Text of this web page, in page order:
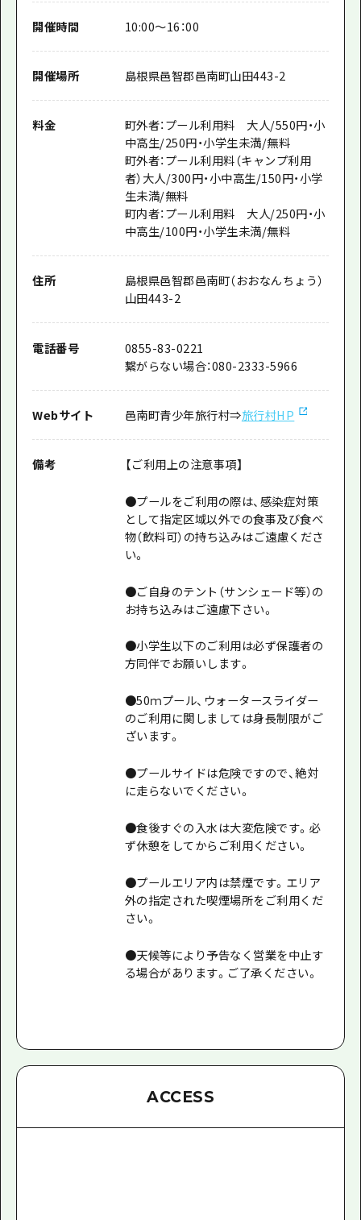
開催時間 10:00～16：00
開催場所 島根県邑智郡邑南町山田443-2
料金
町外者：プール利用料 大人/550円・小
中高生/250円・小学生未満/無料
町外者：プール利用料（キャンプ利用
者）大人/300円・小中高生/150円・小学
生未満/無料
町内者：プール利用料 大人/250円・小
中高生/100円・小学生未満/無料
住所
島根県邑智郡邑南町（おおなんちょう）
山田443-2
電話番号
0855-83-0221
繋がらない場合：080-2333-5966
Webサイト 邑南町青少年旅行村⇒旅行村HP
備考 【ご利用上の注意事項】
●プールをご利用の際は、感染症対策
として指定区域以外での食事及び食べ
物（飲料可）の持ち込みはご遠慮くださ
い。
●ご自身のテント（サンシェード等）の
お持ち込みはご遠慮下さい。
●小学生以下のご利用は必ず保護者の
方同伴でお願いします。
●50ｍプール、ウォータースライダー
のご利用に関しましては身長制限がご
ざいます。
●プールサイドは危険ですので、絶対
に走らないでください。
●食後すぐの入水は大変危険です。必
ず休憩をしてからご利用ください。
●プールエリア内は禁煙です。エリア
外の指定された喫煙場所をご利用くだ
さい。
●天候等により予告なく営業を中止す
る場合があります。ご了承ください。
ACCESS